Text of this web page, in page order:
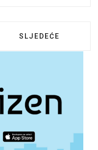
ODLUKA O
SLJEDEĆI
SLJEDEĆE